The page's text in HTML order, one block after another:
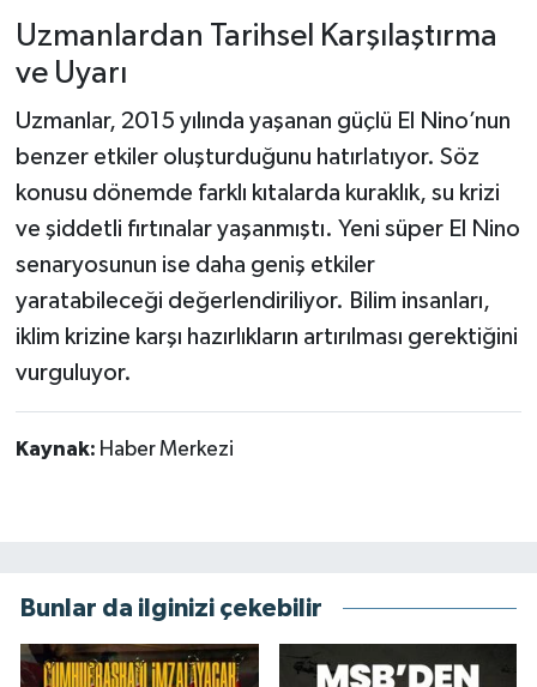
Uzmanlardan Tarihsel Karşılaştırma
ve Uyarı
Uzmanlar, 2015 yılında yaşanan güçlü El Nino’nun
benzer etkiler oluşturduğunu hatırlatıyor. Söz
konusu dönemde farklı kıtalarda kuraklık, su krizi
ve şiddetli fırtınalar yaşanmıştı. Yeni süper El Nino
senaryosunun ise daha geniş etkiler
yaratabileceği değerlendiriliyor. Bilim insanları,
iklim krizine karşı hazırlıkların artırılması gerektiğini
vurguluyor.
Kaynak: Haber Merkezi
Bunlar da ilginizi çekebilir